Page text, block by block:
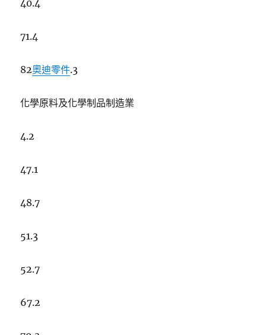
40.4
71.4
82奧迪零件.3
化學原料及化學制品制造業
4.2
47.1
48.7
51.3
52.7
67.2